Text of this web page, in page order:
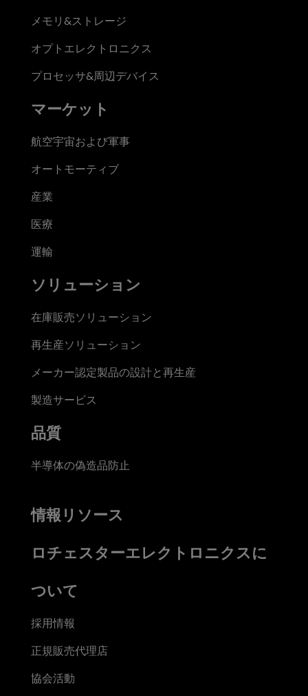
メモリ&ストレージ
オプトエレクトロニクス
プロセッサ&周辺デバイス
マーケット
航空宇宙および軍事
オートモーティブ
産業
医療
運輸
ソリューション
在庫販売ソリューション
再生産ソリューション
メーカー認定製品の設計と再生産
製造サービス
品質
半導体の偽造品防止
情報リソース
ロチェスターエレクトロニクスに
ついて
採用情報
正規販売代理店
協会活動